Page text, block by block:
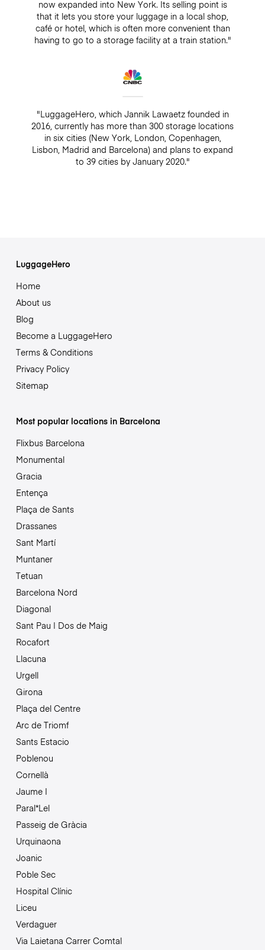
now expanded into New York. Its selling point is
that it lets you store your luggage in a local shop,
café or hotel, which is often more convenient than
having to go to a storage facility at a train station."
"LuggageHero, which Jannik Lawaetz founded in
2016, currently has more than 300 storage locations
in six cities (New York, London, Copenhagen,
Lisbon, Madrid and Barcelona) and plans to expand
to 39 cities by January 2020."
LuggageHero
Home
About us
Blog
Become a LuggageHero
Terms & Conditions
Privacy Policy
Sitemap
Most popular locations in Barcelona
Flixbus Barcelona
Monumental
Gracia
Entença
Plaça de Sants
Drassanes
Sant Martí
Muntaner
Tetuan
Barcelona Nord
Diagonal
Sant Pau | Dos de Maig
Rocafort
Llacuna
Urgell
Girona
Plaça del Centre
Arc de Triomf
Sants Estacio
Poblenou
Cornellà
Jaume I
Paral*Lel
Passeig de Gràcia
Urquinaona
Joanic
Poble Sec
Hospital Clínic
Liceu
Verdaguer
Via Laietana Carrer Comtal